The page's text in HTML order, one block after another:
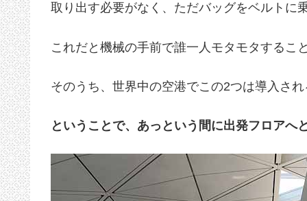
取り出す必要がなく、ただバッグをベルトに
これだと機械の手前で誰一人モタモタするこ
そのうち、世界中の空港でこの2つは導入さ
ということで、あっという間に出発フロアへ